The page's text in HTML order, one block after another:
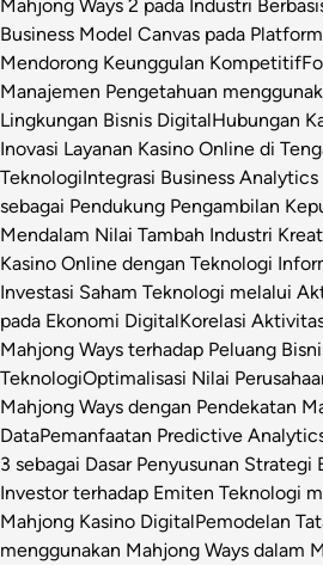
Mahjong Ways 2 pada Industri
Business Model Canvas pada
Mendorong Keunggulan Kompetitif
Manajemen Pengetahuan
Lingkungan Bisnis DigitalHubungan
Inovasi Layanan Kasino Online di
TeknologiIntegrasi Business
sebagai Pendukung Pengambilan
Mendalam Nilai Tambah Industri
Kasino Online dengan Teknologi
Investasi Saham Teknologi melalui
pada Ekonomi DigitalKorelasi
Mahjong Ways terhadap Peluang
TeknologiOptimalisasi Nilai
Mahjong Ways dengan Pendekatan
DataPemanfaatan Predictive
3 sebagai Dasar Penyusunan Strategi
Investor terhadap Emiten Teknologi
Mahjong Kasino DigitalPemodelan
menggunakan Mahjong Ways dalam